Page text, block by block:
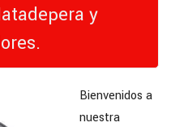
y
Bienvenidos a
nuestra